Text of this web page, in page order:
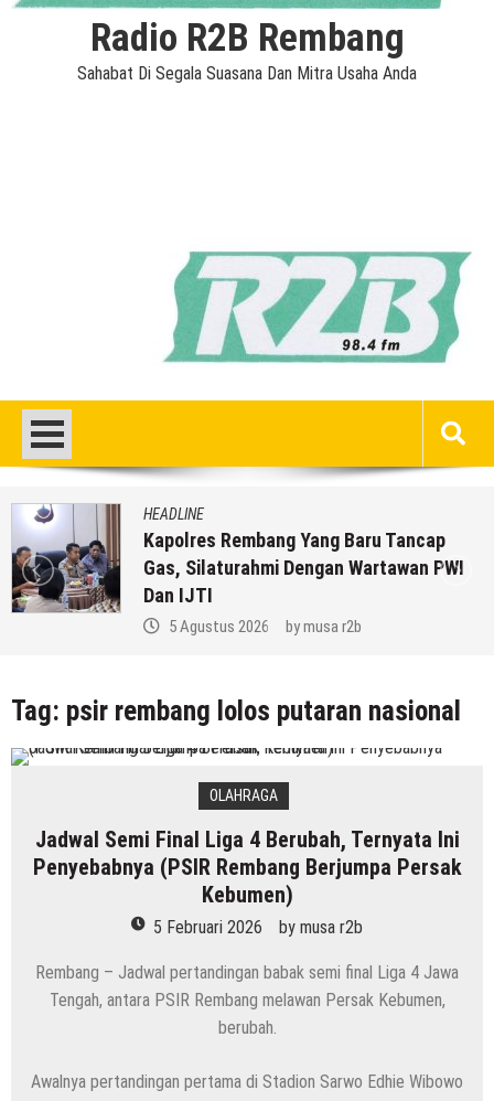
Radio R2B Rembang
Sahabat Di Segala Suasana Dan Mitra Usaha Anda
HEADLINE
Kapolres Rembang Yang Baru Tancap
Gas, Silaturahmi Dengan Wartawan PWI
Dan IJTI
5 Agustus 2026 bymusa r2b
Tag: psir rembang lolos putaran nasional
OLAHRAGA
Jadwal Semi Final Liga 4 Berubah, Ternyata Ini
Penyebabnya (PSIR Rembang Berjumpa Persak
Kebumen)
5 Februari 2026 by musa r2b
Rembang – Jadwal pertandingan babak semi final Liga 4 Jawa
Tengah, antara PSIR Rembang melawan Persak Kebumen,
berubah.
Awalnya pertandingan pertama di Stadion Sarwo Edhie Wibowo